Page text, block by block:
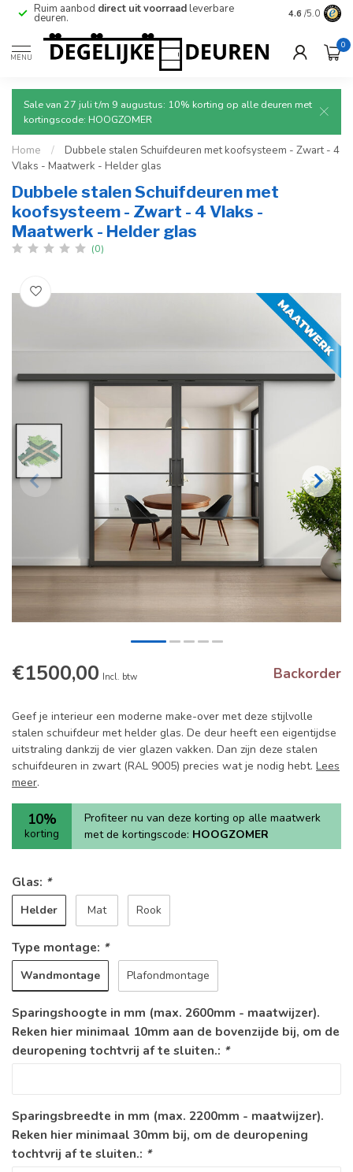
Ruim aanbod direct uit voorraadleverbare
deuren. Betrouwbare
4.6 /5.0
MENU
0
Sale van 27 juli t/m 9 augustus: 10% korting op alle deuren met
kortingscode: HOOGZOMER
Home /
Dubbele stalen Schuifdeuren met koofsysteem - Zwart - 4
Vlaks - Maatwerk - Helder glas
Dubbele stalen Schuifdeuren met
koofsysteem - Zwart - 4 Vlaks -
Maatwerk - Helder glas
(0)
€1500,00 Incl. btw Backorder
Geef je interieur een moderne make-over met deze stijlvolle
stalen schuifdeur met helder glas. De deur heeft een eigentijdse
uitstraling dankzij de vier glazen vakken. Dan zijn deze stalen
schuifdeuren in zwart (RAL 9005) precies wat je nodig hebt. Lees
meer.
10%
korting
Profiteer nu van deze korting op alle maatwerk
met de kortingscode: HOOGZOMER
Glas: *
Helder Mat Rook
Type montage: *
Wandmontage Plafondmontage
Sparingshoogte in mm (max. 2600mm - maatwijzer).
Reken hier minimaal 10mm aan de bovenzijde bij, om de
deuropening tochtvrij af te sluiten.: *
Sparingsbreedte in mm (max. 2200mm - maatwijzer).
Reken hier minimaal 30mm bij, om de deuropening
tochtvrij af te sluiten.: *